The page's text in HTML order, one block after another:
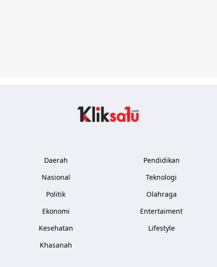
Daerah
Nasional
Politik
Ekonomi
Kesehatan
Khasanah
Pendidikan
Teknologi
Olahraga
Entertaiment
Lifestyle